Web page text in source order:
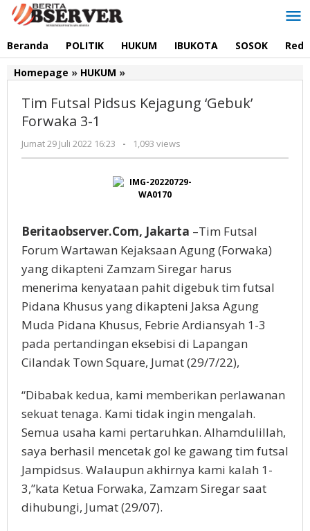
Lewati
Beranda POLITIK HUKUM IBUKOTA SOSOK
Homepage » HUKUM »
Pidsus
Kejagung
Forwaka
3-
Tim Futsal Pidsus Kejagung ‘Gebuk’
Forwaka 3-1
Jumat 29 Juli 2022 16:23
oleh
Redaksi
- 1,093 views
Beritaobserver.Com, Jakarta –Tim Futsal
Forum Wartawan Kejaksaan Agung (Forwaka)
yang dikapteni Zamzam Siregar harus
menerima kenyataan pahit digebuk tim futsal
Pidana Khusus yang dikapteni Jaksa Agung
Muda Pidana Khusus, Febrie Ardiansyah 1-3
pada pertandingan eksebisi di Lapangan
Cilandak Town Square, Jumat (29/7/22),
“Dibabak kedua, kami memberikan perlawanan
sekuat tenaga. Kami tidak ingin mengalah.
Semua usaha kami pertaruhkan. Alhamdulillah,
saya berhasil mencetak gol ke gawang tim futsal
Jampidsus. Walaupun akhirnya kami kalah 1-
3,”kata Ketua Forwaka, Zamzam Siregar saat
dihubungi, Jumat (29/07).